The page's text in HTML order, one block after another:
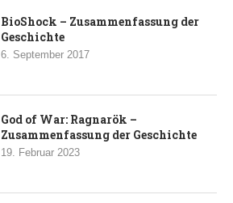
BioShock – Zusammenfassung der
Geschichte
6. September 2017
God of War: Ragnarök –
Zusammenfassung der Geschichte
19. Februar 2023